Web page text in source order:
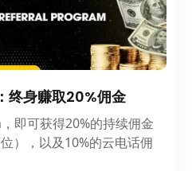
身赚取20%佣金
即可获得20%的持续佣金
），以及10%的云电话佣